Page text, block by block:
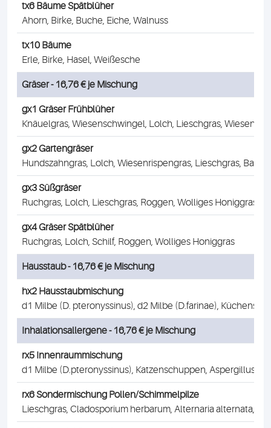
tx6 Bäume Spätblüher
Ahorn, Birke, Buche, Eiche, Walnuss
tx10 Bäume
Erle, Birke, Hasel, Weißesche
Gräser - 16,76 € je Mischung
gx1 Gräser Frühblüher
Knäuelgras, Wiesenschwingel, Lolch, Lieschgras,
gx2 Gartengräser
Hundszahngras, Lolch, Wiesenrispengras, Lieschgras,
gx3 Süßgräser
Ruchgras, Lolch, Lieschgras, Roggen, Wolliges Honiggras
gx4 Gräser Spätblüher
Ruchgras, Lolch, Schilf, Roggen, Wolliges Honiggras
Hausstaub - 16,76 € je Mischung
hx2 Hausstaubmischung
d1 Milbe (D. pteronyssinus), d2 Milbe (D.farinae),
Inhalationsallergene - 16,76 € je Mischung
rx5 Innenraummischung
d1 Milbe (D.pteronyssinus), Katzenschuppen, Aspergillus
rx6 Sondermischung Pollen/Schimmelpilze
Lieschgras, Cladosporium herbarum, Alternaria alternata,